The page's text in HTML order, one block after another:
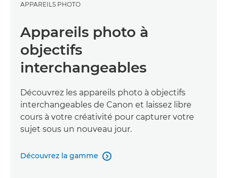
APPAREILS PHOTO
Appareils photo à
objectifs
interchangeables
Découvrez les appareils photo à objectifs
interchangeables de Canon et laissez libre
cours à votre créativité pour capturer votre
sujet sous un nouveau jour.
Découvrez la gamme 